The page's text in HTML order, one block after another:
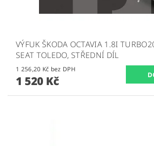
VÝFUK ŠKODA OCTAVIA 1.8I
SEAT TOLEDO, STŘEDNÍ DÍL
1 256,20 Kč bez DPH
1 520 Kč